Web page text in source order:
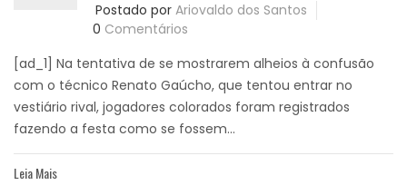
Postado por Ariovaldo dos Santos
0 Comentários
[ad_1] Na tentativa de se mostrarem alheios à confusão
com o técnico Renato Gaúcho, que tentou entrar no
vestiário rival, jogadores colorados foram registrados
fazendo a festa como se fossem...
Leia Mais